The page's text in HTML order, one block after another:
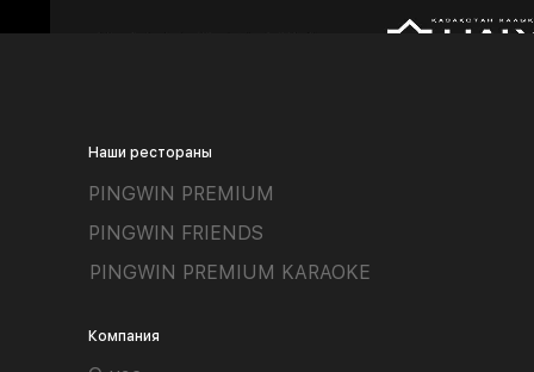
Наши рестораны
Компания
PINGWIN PREMIUM KARAOKE
PINGWIN FRIENDS
PINGWIN PREMIUM